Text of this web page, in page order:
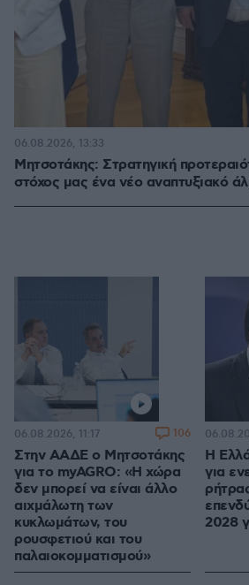
Μητσοτάκης: Στρατηγική
στόχος μας ένα νέο αναπτυξιακό
06.08.2026, 13:33
Στην ΑΑΔΕ ο Μητσοτάκης
για το myAGRO: «Η χώρα
δεν μπορεί να είναι άλλο
αιχμάλωτη των
κυκλωμάτων, του
ρουσφετιού και του
παλαιοκομματισμού»
06.08.2026, 11:17 106
Η
για
2028